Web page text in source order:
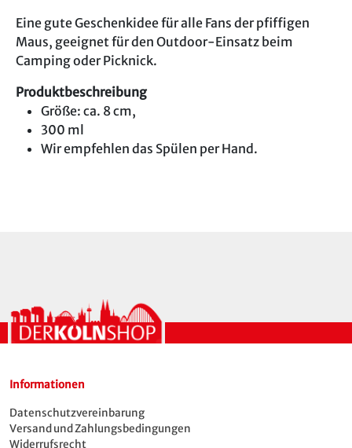
Eine gute Geschenkidee für alle Fans der pfiffigen
Maus, geeignet für den Outdoor-Einsatz beim
Camping oder Picknick.
Produktbeschreibung
Größe: ca. 8 cm,
300 ml
Wir empfehlen das Spülen per Hand.
Informationen
Datenschutzvereinbarung
Versand und Zahlungsbedingungen
Widerrufsrecht